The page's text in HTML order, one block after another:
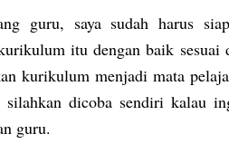
guru, saya sudah harus
itu dengan baik
kurikulum menjadi mata
silahkan dicoba sendiri kalau
guru.